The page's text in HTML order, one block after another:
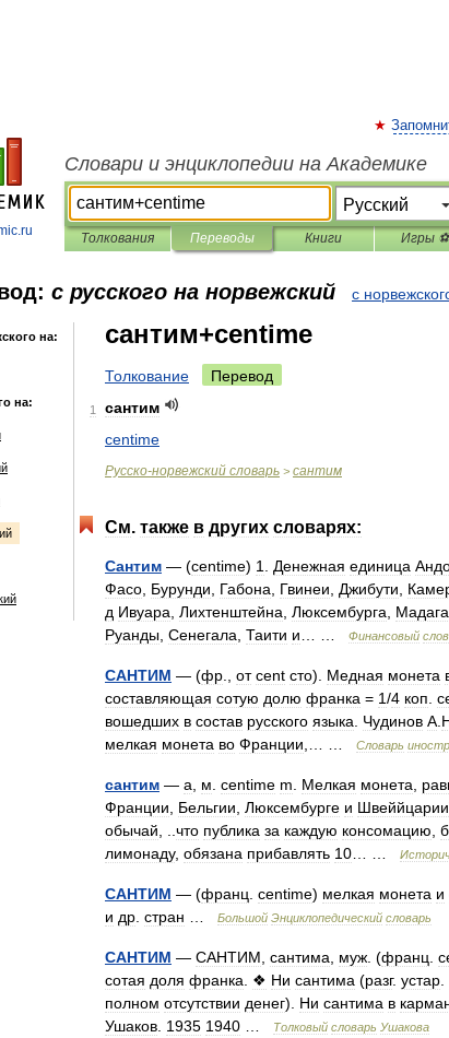
Словари и энциклопедии на Академике
Толкования Переводы Книги Игры ⚽
с русского на норвежский с
на:
на:
сантим+centime
Толкование Перевод
1
сантим
centime
Русско-норвежский словарь > сантим
См. также в других словарях:
Сантим — (centime) 1 Денежная единица
Фасо Бурунди Габона Гвинеи Джибути
д Ивуара Лихтенштейна Люксембурга
Руанды Сенегала Таити и Финансовый
САНТИМ — (фр от cent сто). Медная монета
составляющая сотую долю франка = 1/4 коп
вошедших в состав русского языка Чудинов А
мелкая монета во Франции Словарь
сантим — а м centime m Мелкая монета
Франции
Бельгии Люксембурге и Швеййцарии
обычай
что публика за каждую консомацию
лимонаду, обязана прибавлять 10
САНТИМ — (франц centime) мелкая монета и
и др стран Большой Энциклопедический словарь
САНТИМ — САНТИМ сантима муж . (франц
сотая доля франка ❖ Ни сантима (разг. устар
полном отсутствии денег). Ни сантима в
Ушаков 1935 1940 Толковый словарь Ушакова